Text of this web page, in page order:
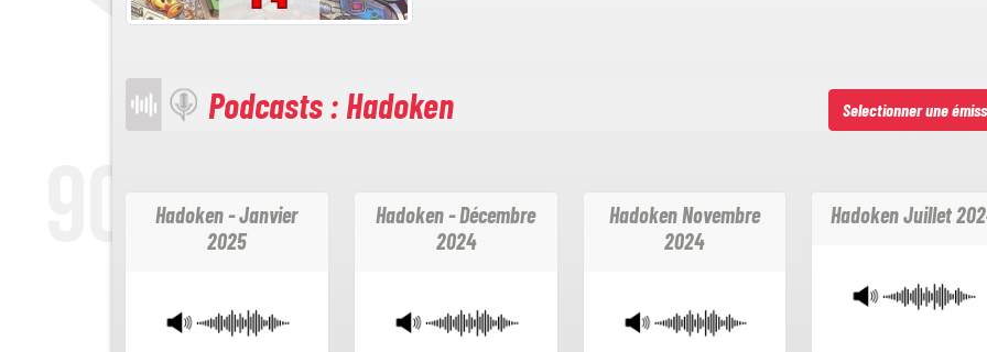
Podcasts : Hadoken Selectionner une
Hadoken - Janvier
2025
Hadoken - Décembre
2024
Hadoken Novembre
2024
Hadoken Juillet